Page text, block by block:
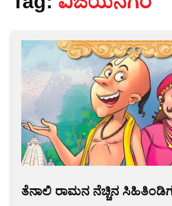
ತೆನಾಲಿ ರಾಮನ ನೆಚ್ಚಿನ